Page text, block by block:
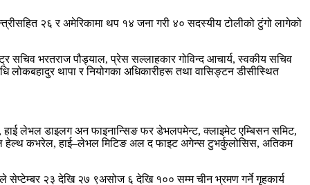
२६ र अमेरिकामा थप १४ जना गरी ४० सदस्यीय टोलीको टुंगो लागेको
सचिव भरतराज पौड्याल, प्रेस सल्लाहकार गोविन्द आचार्य, स्वकीय सचिव
लोकबहादुर थापा र नियोगका अधिकारीहरू तथा वासिङ्टन डीसीस्थित
हाई लेभल डाइलग अन फाइनान्सिङ फर डेभलपमेन्ट, क्लाइमेट एम्बिसन समिट,
हेल्थ कभरेल, हाई–लेभल मिटिङ अल द फाइट अगेन्स टुभर्कुलोसिस, अतिकम
सेप्टेम्बर २३ देखि २७ ९असोज ६ देखि १०० सम्म चीन भ्रमण गर्ने गृहकार्य